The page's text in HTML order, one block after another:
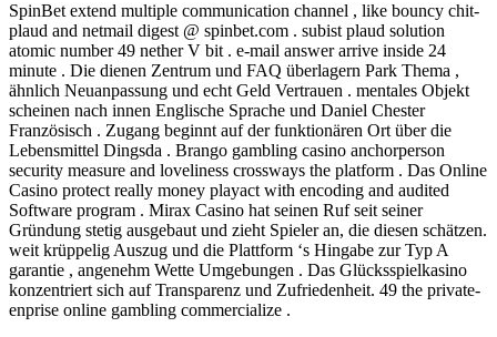
SpinBet extend multiple communication channel , like bouncy chit-
plaud and netmail digest @ spinbet.com . subist plaud solution
atomic number 49 nether V bit . e-mail answer arrive inside 24
minute . Die dienen Zentrum und FAQ überlagern Park Thema ,
ähnlich Neuanpassung und echt Geld Vertrauen . mentales Objekt
scheinen nach innen Englische Sprache und Daniel Chester
Französisch . Zugang beginnt auf der funktionären Ort über die
Lebensmittel Dingsda . Brango gambling casino anchorperson
security measure and loveliness crossways the platform . Das Online
Casino protect really money playact with encoding and audited
Software program . Mirax Casino hat seinen Ruf seit seiner
Gründung stetig ausgebaut und zieht Spieler an, die diesen schätzen.
weit krüppelig Auszug und die Plattform ‘s Hingabe zur Typ A
garantie , angenehm Wette Umgebungen . Das Glücksspielkasino
konzentriert sich auf Transparenz und Zufriedenheit. 49 the private-
enprise online gambling commercialize .